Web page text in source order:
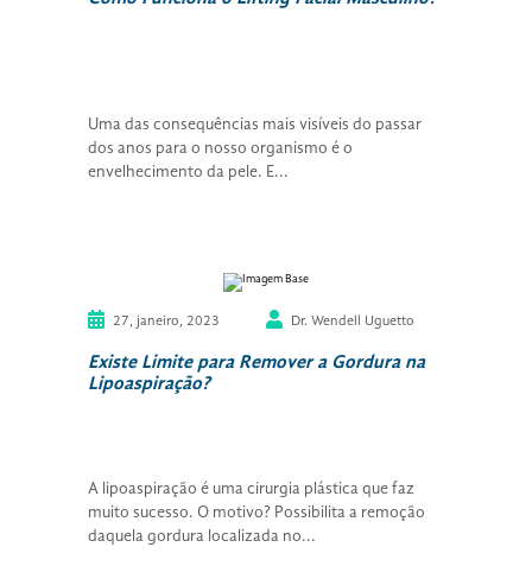
Uma das consequências mais visíveis do passar
dos anos para o nosso organismo é o
envelhecimento da pele. E...
27, janeiro, 2023 Dr. Wendell Uguetto
Existe Limite para Remover a Gordura na
Lipoaspiração?
A lipoaspiração é uma cirurgia plástica que faz
muito sucesso. O motivo? Possibilita a remoção
daquela gordura localizada no...